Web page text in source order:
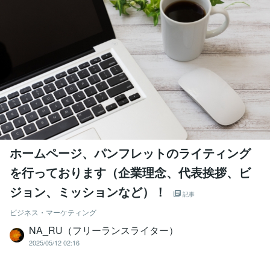
ホームページ、パンフレットのライティング
を行っております（企業理念、代表挨拶、ビ
ジョン、ミッションなど）！
記事
ビジネス・マーケティング
NA_RU（フリーランスライター）
2025/05/12 02:16